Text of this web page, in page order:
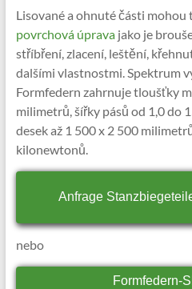
Lisované a ohnuté části mohou
povrchová úpravajako je
stříbření, zlacení, leštění,
dalšími vlastnostmi. Spektrum
Formfedern zahrnuje tloušťky
milimetrů, šířky pásů od 1,0 do
desek až 1 500 x 2 500
kilonewtonů.
Anfrage
nebo
Formfedern-